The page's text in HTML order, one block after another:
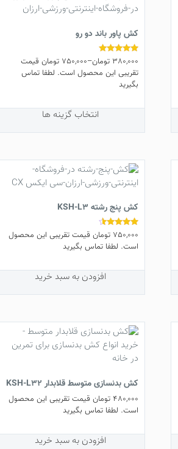
کش پاور باند دو رو
نمره
5.00
از 5
380,000 تومان–
750,000 تومانقیمت
تقریبی این محصول است. لطفا تماس
بگیرید
انتخاب گزینه ها
می
باشد.
ها
ممکن
است
در
محصول
کش پنج رشته KSH-L3
نمره
4.38
از 5
750,000 تومانقیمت تقریبی این محصول
است. لطفا تماس بگیرید
افزودن به سبد خرید
کش بدنسازی متوسط قلابدار KSH-L32
480,000 تومانقیمت تقریبی این محصول
است. لطفا تماس بگیرید
افزودن به سبد خرید